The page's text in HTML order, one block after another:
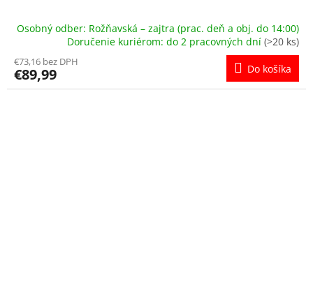
Osobný odber: Rožňavská – zajtra (prac. deň a obj. do 14:00)
Doručenie kuriérom: do 2 pracovných dní (>20 ks)
€73,16 bez DPH
€89,99 Do košíka